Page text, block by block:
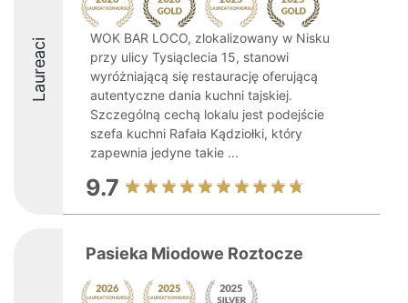
Laureaci
WOK BAR LOCO, zlokalizowany w Nisku
przy ulicy Tysiąclecia 15, stanowi
wyróżniającą się restaurację oferującą
autentyczne dania kuchni tajskiej.
Szczególną cechą lokalu jest podejście
szefa kuchni Rafała Kądziołki, który
zapewnia jedyne takie ...
9.7
Pasieka Miodowe Roztocze